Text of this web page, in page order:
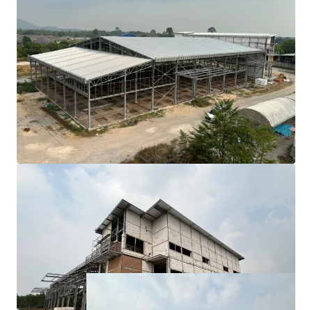
Land with 3 floors factory and warehouse
Lland sizing approximately 7 rai located in the EEC
area (Orange zone).
The site is situated just 2.8 km from the main
Sukhumvit road
7 km. from Sirikit Hospital
10 km. from U-Tapao International Airport